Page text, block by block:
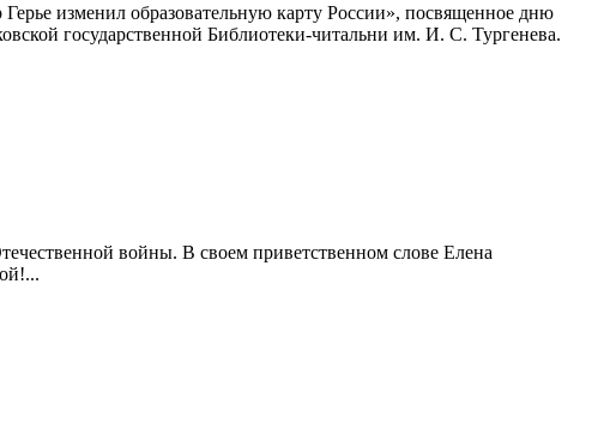
изменил образовательную карту России», посвященное дню
государственной Библиотеки-читальни им. И. С. Тургенева.
войны. В своем приветственном слове Елена